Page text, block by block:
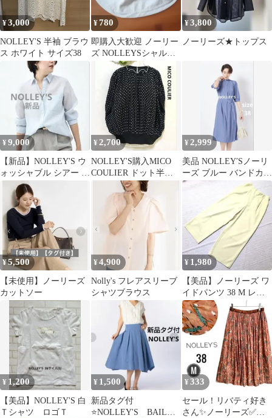
¥3,000
NOLLEY'S 半袖 ブラウ
ス ホワイト サイズ38
¥780
即購入大歓迎 ノーリー
ズ NOLLEYSシャルマ
ンハット フリーサイズ
ベージュ
¥3,800
ノーリーズ★トップス
¥9,000
【新品】NOLLEY'S ウ
ォッシャブル シアー オ
ーガンジー 2WAYシャ
¥ 2,700
NOLLEY'S購入MICO
COULIER ドット半袖
ブラウス♥
¥ 2,999
美品 NOLLEY′Sノーリ
ーズ ブルー バンドカラ
ー シャツワンピース
¥5,500
【未使用】ノーリーズ
カットソー
¥4,900
Nolly's フレアスリーブ
シャツブラウス
¥ 1,980
【美品】ノーリーズ ワ
イドパンツ 38 M レモ
ンイエロー バックゴム
春夏
¥ 1,200
【美品】NOLLEY'S 白
Ｔシャツ ロゴＴ
¥ 1,500
新品タグ付
⭐️NOLLEY'S BAILA
¥ 333
セール！リバティ好き
さん✨ノーリーズ✅フ